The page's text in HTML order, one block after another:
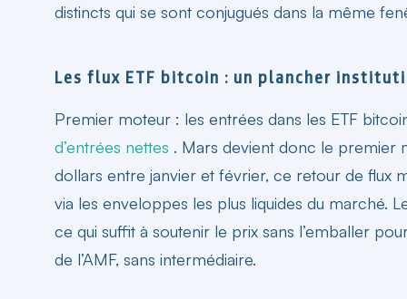
distincts qui se sont conjugués dans la même
Les flux ETF bitcoin : un plancher
Premier moteur : les entrées dans les ETF
d’entrées nettes . Mars devient donc le premier
dollars entre janvier et février, ce retour de flux
via les enveloppes les plus liquides du marché.
ce qui suffit à soutenir le prix sans l’emballer
de l’AMF, sans intermédiaire.